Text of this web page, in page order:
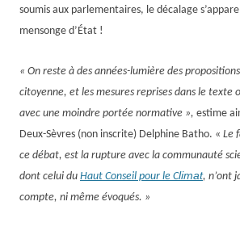
soumis aux parlementaires, le décalage
mensonge d’État !
« On reste à des années-lumière des
citoyenne, et les mesures reprises dans le texte
avec une moindre portée normative », estime
Deux-Sèvres (non inscrite) Delphine Batho. « Le
ce débat, est la rupture avec la communauté
dont celui du Haut Conseil pour le Climat, n’ont
compte, ni même évoqués. »